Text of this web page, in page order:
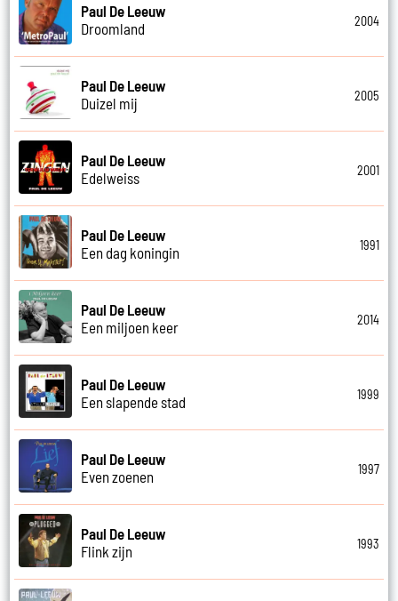
Paul De Leeuw
Droomland
2004
Paul De Leeuw
Duizel mij
2005
Paul De Leeuw
Edelweiss
2001
Paul De Leeuw
Een dag koningin
1991
Paul De Leeuw
Een miljoen keer
2014
Paul De Leeuw
Een slapende stad
1999
Paul De Leeuw
Even zoenen
1997
Paul De Leeuw
Flink zijn
1993